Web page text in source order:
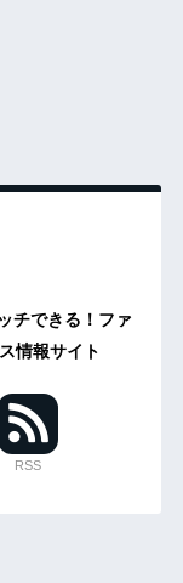
チできる！ファ
情報サイト
RSS